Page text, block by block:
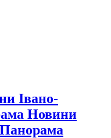
Івано-
Новини